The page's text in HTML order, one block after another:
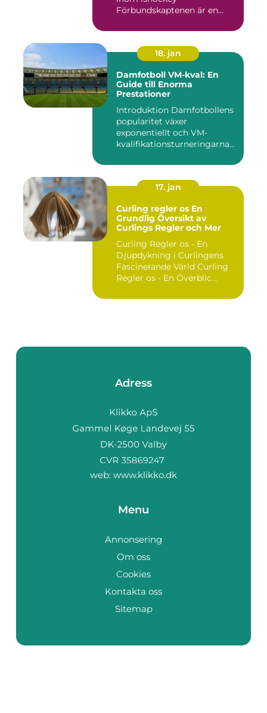
Förbundskaptenen är en
18. jan
Damfotboll VM-kval: En
Guide till Enorma
Prestationer
Introduktion Damfotbollens
popularitet växer
exponentiellt och VM-
kvalifikationsturneringarna
17. jan
Curling regler os En
Grundlig Översikt av
Curlings Regler och Mer
Curling Regler os - En
Djupdykning i Curlingens
Fascinerande Värld Curling
Regler os - En Överblic...
Adress
web: www.klikko.dk
Menu
Annonsering
Om oss
Cookies
Kontakta oss
Sitemap